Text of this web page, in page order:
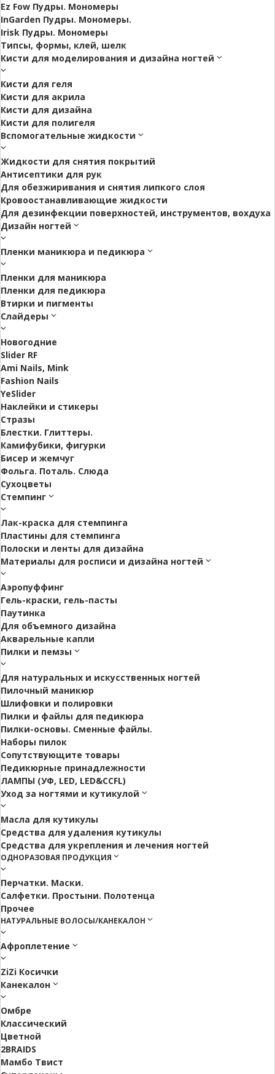
Ez Fow Пудры. Мономеры
InGarden Пудры. Мономеры.
Irisk Пудры. Мономеры
Типсы, формы, клей, шелк
Кисти для моделирования и дизайна ногтей
Кисти для геля
Кисти для акрила
Кисти для дизайна
Кисти для полигеля
Вспомогательные жидкости
Жидкости для снятия покрытий
Антисептики для рук
Для обезжиривания и снятия липкого слоя
Кровоостанавливающие жидкости
Для дезинфекции поверхностей, инструментов, вохдуха
Дизайн ногтей
Пленки маникюра и педикюра
Пленки для маникюра
Пленки для педикюра
Втирки и пигменты
Слайдеры
Новогодние
Slider RF
Ami Nails, Mink
Fashion Nails
YeSlider
Наклейки и стикеры
Стразы
Блестки. Глиттеры.
Камифубики, фигурки
Бисер и жемчуг
Фольга. Поталь. Слюда
Сухоцветы
Стемпинг
Лак-краска для стемпинга
Пластины для стемпинга
Полоски и ленты для дизайна
Материалы для росписи и дизайна ногтей
Аэропуффинг
Гель-краски, гель-пасты
Паутинка
Для объемного дизайна
Акварельные капли
Пилки и пемзы
Для натуральных и искусственных ногтей
Пилочный маникюр
Шлифовки и полировки
Пилки и файлы для педикюра
Пилки-основы. Сменные файлы.
Наборы пилок
Сопутствующите товары
Педикюрные принадлежности
ЛАМПЫ (УФ, LED, LED&CCFL)
Уход за ногтями и кутикулой
Масла для кутикулы
Средства для удаления кутикулы
Средства для укрепления и лечения ногтей
ОДНОРАЗОВАЯ ПРОДУКЦИЯ
Перчатки. Маски.
Салфетки. Простыни. Полотенца
Прочее
НАТУРАЛЬНЫЕ ВОЛОСЫ/КАНЕКАЛОН
Афроплетение
ZiZi Косички
Канекалон
Омбре
Классический
Цветной
2BRAIDS
Мамбо Твист